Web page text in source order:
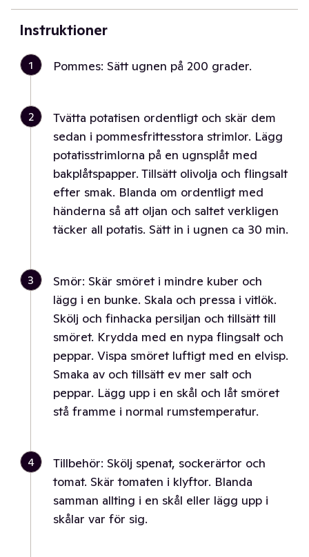
Instruktioner
1 Pommes: Sätt ugnen på 200 grader.
2
Tvätta potatisen ordentligt och skär dem
sedan i pommesfrittesstora strimlor. Lägg
potatisstrimlorna på en ugnsplåt med
bakplåtspapper. Tillsätt olivolja och flingsalt
efter smak. Blanda om ordentligt med
händerna så att oljan och saltet verkligen
täcker all potatis. Sätt in i ugnen ca 30 min.
3
Smör: Skär smöret i mindre kuber och
lägg i en bunke. Skala och pressa i vitlök.
Skölj och finhacka persiljan och tillsätt till
smöret. Krydda med en nypa flingsalt och
peppar. Vispa smöret luftigt med en elvisp.
Smaka av och tillsätt ev mer salt och
peppar. Lägg upp i en skål och låt smöret
stå framme i normal rumstemperatur.
4
Tillbehör: Skölj spenat, sockerärtor och
tomat. Skär tomaten i klyftor. Blanda
samman allting i en skål eller lägg upp i
skålar var för sig.